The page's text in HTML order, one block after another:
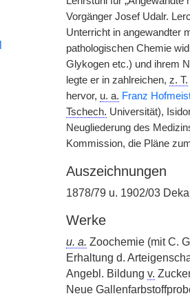
Vorgänger Josef Udalr.
Unterricht in angewandter
pathologischen Chemie
Glykogen etc.) und ihrem
legte er in zahlreichen, z. T.
hervor, u. a. Franz
Tschech. Universität),
Neugliederung des
Kommission, die Pläne
Auszeichnungen
1878/79 u. 1902/03
Werke
u. a. Zoochemie (mit C.
Erhaltung d.
Angebl. Bildung v.
Neue